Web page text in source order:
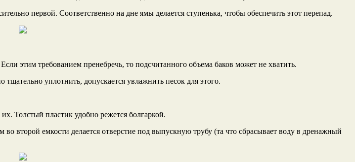
первой. Соответственно на дне ямы делается ступенька, чтобы обеспечить этот перепад.
этим требованием пренебречь, то подсчитанного объема баков может не хватить.
уплотнить, допускается увлажнить песок для этого.
Толстый пластик удобно режется болгаркой.
во второй емкости делается отверстие под выпускную трубу (та что сбрасывает воду в дренажный